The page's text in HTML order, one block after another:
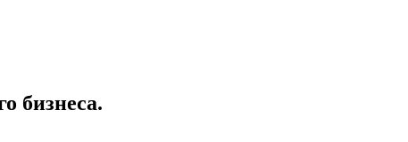
бизнеса.